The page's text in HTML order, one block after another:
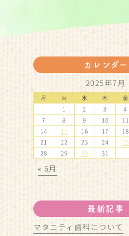
カレンダー
2025年7月
月 火 水 木 金
1 2 3 4
7
8 9 10 11
14
15 16 17 18
21
22 23 24 25
28
29 30 31
« 6月
最新記事
マタニティ歯科について